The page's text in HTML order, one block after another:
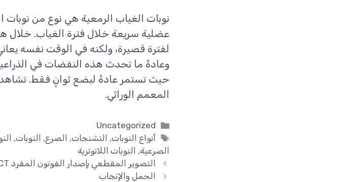
نوبات الغياب الرمعية هي نوع من
عضلية سريعة خلال فترة الغياب. خلال
لفترة قصيرة، ولكنه في الوقت نفسه
وعادةً ما تحدث هذه النفضات في
حيث تستمر عادةً لبضع ثوانٍ فقط. تشاهد
المعمم الوراثي.
التصنيفات
Uncategorized
الوسوم
أنواع النوبات, التشنجات, الصرع, النوبات,
الصرعية, النوبات اللاتوترية
التصوير المقطعي بإصدار الفوتون المفرد SPECT
الحمل والإنجاب